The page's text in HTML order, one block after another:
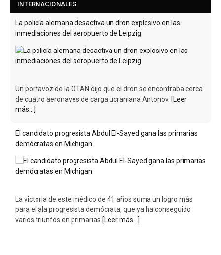
INTERNACIONALES
La policía alemana desactiva un dron explosivo en las
inmediaciones del aeropuerto de Leipzig
Un portavoz de la OTAN dijo que el dron se encontraba cerca
de cuatro aeronaves de carga ucraniana Antonov. [Leer
más...]
El candidato progresista Abdul El-Sayed gana las primarias
demócratas en Michigan
La victoria de este médico de 41 años suma un logro más
para el ala progresista demócrata, que ya ha conseguido
varios triunfos en primarias [Leer más...]